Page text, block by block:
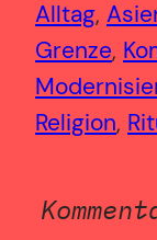
Alltag,
Grenze,
Religion,